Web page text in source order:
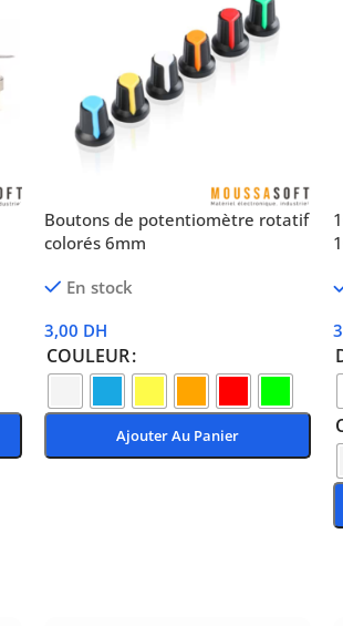
Boutons de potentiomètre rotatif
colorés 6mm
En stock
3,00 DH
COULEUR
Ajouter Au Panier